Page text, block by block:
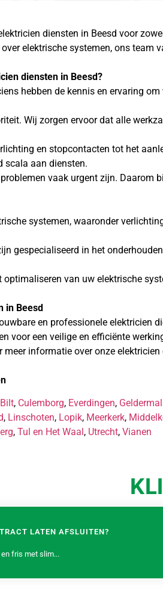
diensten in Beesd voor
elektrische systemen, ons team
diensten in Beesd?
hebben de kennis en ervaring
Wij zorgen ervoor dat alle
en stopcontacten tot het
scala aan diensten.
vaak urgent zijn. Daarom
systemen, waaronder
gespecialiseerd in het
van uw elektrische
in Beesd
en professionele elektricien
voor een veilige en efficiënte
informatie over onze
, Culemborg, Everdingen,
, Linschoten, Lopik, Meerkerk,
, Tul en Het Waal, Utrecht, Vianen
LATEN AFSLUITEN?
fris met slim...